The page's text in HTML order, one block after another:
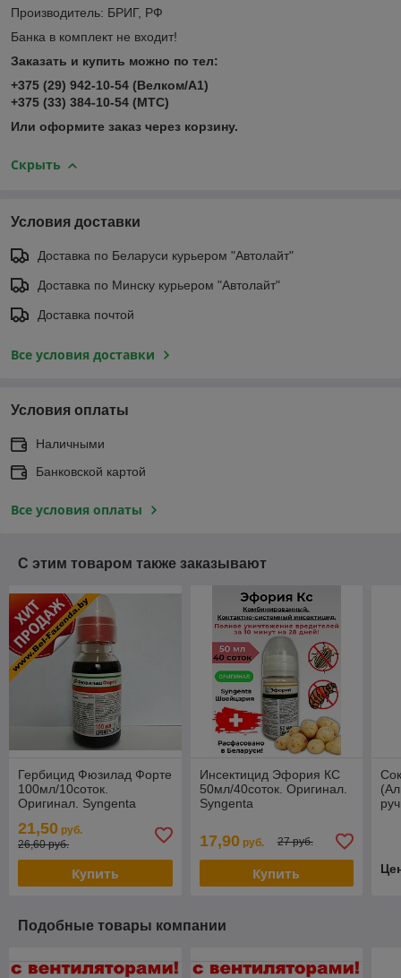
Производитель: БРИГ, РФ
Банка в комплект не входит!
Заказать и купить можно по тел:
+375 (29) 942-10-54 (Велком/А1)
+375 (33) 384-10-54 (МТС)
Или оформите заказ через корзину.
Скрыть
Условия доставки
Доставка по Беларуси курьером "Автолайт"
Доставка по Минску курьером "Автолайт"
Доставка почтой
Все условия доставки
Условия оплаты
Наличными
Банковской картой
Все условия оплаты
С этим товаром также заказывают
Гербицид Фюзилад Форте
100мл/10соток.
Оригинал. Syngenta
21,50 руб.
26,60 руб.
Купить
Инсектицид Эфория КС
50мл/40соток. Оригинал.
Syngenta
17,90руб. 27 руб.
Купить
Подобные товары компании